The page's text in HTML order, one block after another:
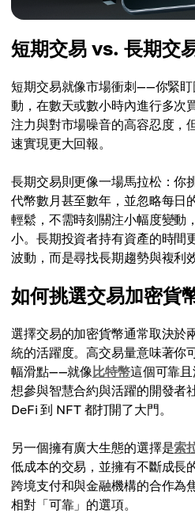
短期交易 vs. 長期交
短期交易就像市場衝刺——你緊
動，在數天或數小時內進行多次
注力與對市場噪音的高容忍度，
速實現更大回報。
長期交易則更像一場馬拉松：你
代幣數月甚至數年，並忽略每日
輕鬆，不需時刻關注小幅度變動
小。長期投資者持有資產的時間
波動，而是尋找長期趨勢與複利
如何挑選交易加密貨
選擇交易的加密貨幣通常取決於
統的活躍度。高交易量意味著你
幅滑點——就像比特幣這個可靠
想參與智慧合約與活躍的開發者
DeFi 到 NFT 都打開了大門。
另一個擁有廣大生態的選擇是索
低成本的交易，並擁有不斷成長
跨境支付和與金融機構的合作為
相對「可靠」的選項。